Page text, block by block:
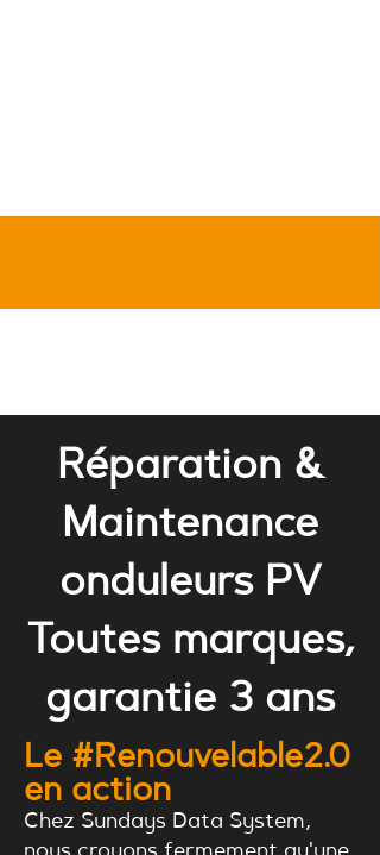
Réparation &
Maintenance
onduleurs PV
Toutes marques,
garantie 3 ans
Le #Renouvelable2.0
en action
Chez Sundays Data System,